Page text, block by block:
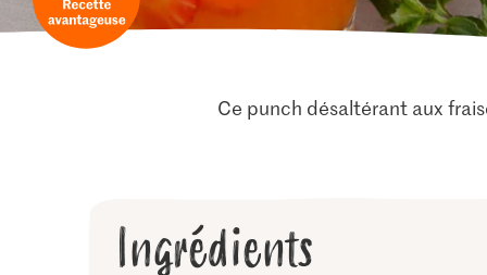
Ce punch désaltérant aux
Ingrédients